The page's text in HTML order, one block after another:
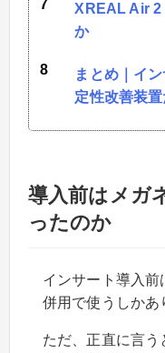
XREAL Air 2
か
まとめ｜イ
定性改善装
導入前はメガ
ったのか
インサート導入前
併用で使うしかあ
ただ、正直に言